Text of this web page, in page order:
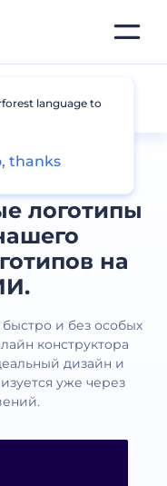
логотипы
на
и без особых
конструктора
дизайн и
уже через
language to
thanks